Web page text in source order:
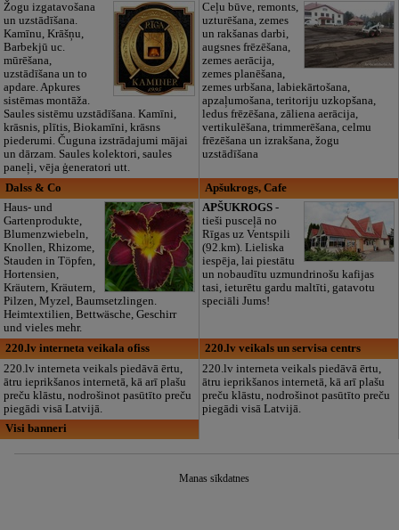
Žogu izgatavošana
un uzstādīšana.
Kamīnu, Krāšņu,
Barbekjū uc.
mūrēšana,
uzstādīšana un to
apdare. Apkures
sistēmas montāža.
Saules sistēmu uzstādīšana. Kamīni,
krāsnis, plītis, Biokamīni, krāsns
piederumi. Čuguna izstrādajumi mājai
un dārzam. Saules kolektori, saules
paneļi, vēja ģeneratori utt.
Ceļu būve, remonts,
uzturēšana, zemes
un rakšanas darbi,
augsnes frēzēšana,
zemes aerācija,
zemes planēšana,
zemes urbšana, labiekārtošana,
apzaļumošana, teritoriju uzkopšana,
ledus frēzēšana, zāliena aerācija,
vertikulēšana, trimmerēšana, celmu
frēzēšana un izrakšana, žogu
uzstādīšana
Dalss & Co
Haus- und
Gartenprodukte,
Blumenzwiebeln,
Knollen, Rhizome,
Stauden in Töpfen,
Hortensien,
Kräutern, Kräutern,
Pilzen, Myzel, Baumsetzlingen.
Heimtextilien, Bettwäsche, Geschirr
und vieles mehr.
Apšukrogs, Cafe
APŠUKROGS-
tieši pusceļā no
Rīgas uz Ventspili
(92.km). Lieliska
iespēja, lai piestātu
un nobaudītu uzmundrinošu kafijas
tasi, ieturētu gardu maltīti, gatavotu
speciāli Jums!
220.lv interneta veikala ofiss
220.lv interneta veikals piedāvā ērtu,
ātru ieprikšanos internetā, kā arī plašu
preču klāstu, nodrošinot pasūtīto preču
piegādi visā Latvijā.
220.lv veikals un servisa centrs
220.lv interneta veikals piedāvā ērtu,
ātru ieprikšanos internetā, kā arī plašu
preču klāstu, nodrošinot pasūtīto preču
piegādi visā Latvijā.
Visi banneri
Manas sīkdatnes